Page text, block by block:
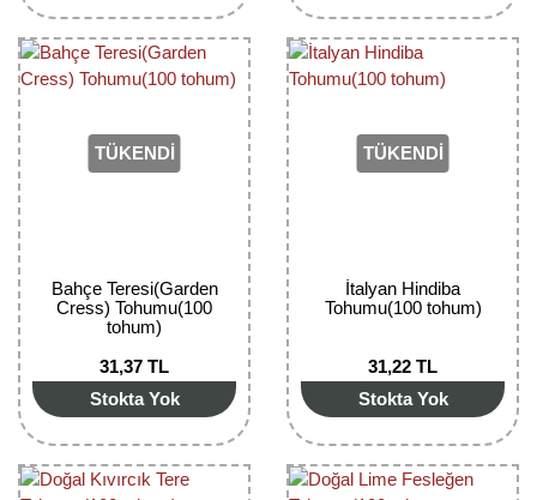
TÜKENDİ
Bahçe Teresi(Garden
Cress) Tohumu(100
tohum)
31,37 TL
Stokta Yok
TÜKENDİ
İtalyan Hindiba
Tohumu(100 tohum)
31,22 TL
Stokta Yok
Bektaşi Üzümü Fidanı
Böğürtlen Fidanı
Dut Fidanı
Erik Fidanı
Feijoa Fidanı
Fidan Anaçları ve Aşı Kalemleri
Fındık Fidanı
Frenk Üzümü Fidanı
Nostaljik Güller
Peyzaj Gülleri
Sarmaşık(Çardak) Gül Fidanları
Ters Lale Soğanı
Yılbaşı Gülü Çiçeği